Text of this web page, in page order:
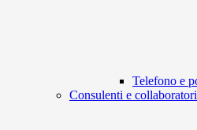
Telefono e
Consulenti e collaboratori